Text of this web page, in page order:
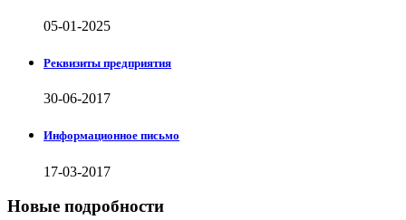
05-01-2025
Реквизиты предприятия
30-06-2017
Информационное письмо
17-03-2017
Новые подробности